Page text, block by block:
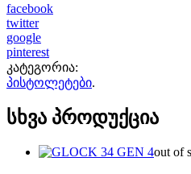
facebook
twitter
google
pinterest
კატეგორია:
პისტოლეტები.
სხვა პროდუქცია
out of